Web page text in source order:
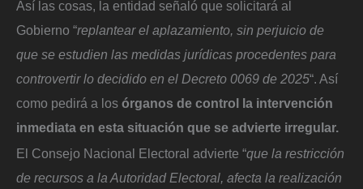
Así las cosas, la entidad señaló que solicitará al
Gobierno “replantear el aplazamiento, sin perjuicio de
que se estudien las medidas jurídicas procedentes para
controvertir lo decidido en el Decreto 0069 de 2025“. Así
como pedirá a los órganos de control la intervención
inmediata en esta situación que se advierte irregular.
El Consejo Nacional Electoral advierte “que la restricción
de recursos a la Autoridad Electoral, afecta la realización